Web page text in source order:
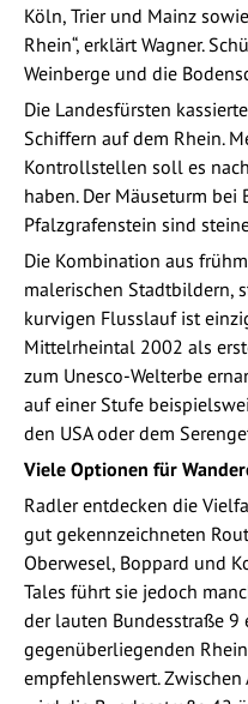
Köln, Trier und Mainz
Rhein“, erklärt Wagner.
Weinberge und die
Die Landesfürsten
Schiffern auf dem Rhein.
Kontrollstellen soll es
haben. Der Mäuseturm bei
Pfalzgrafenstein sind
Die Kombination aus
malerischen Stadtbildern,
kurvigen Flusslauf ist
Mittelrheintal 2002 als
zum Unesco-Welterbe
auf einer Stufe
den USA oder dem
Viele Optionen für
Radler entdecken die
gut gekennzeichneten
Oberwesel, Boppard und
Tales führt sie jedoch
der lauten Bundesstraße 9
gegenüberliegenden
empfehlenswert. Zwischen